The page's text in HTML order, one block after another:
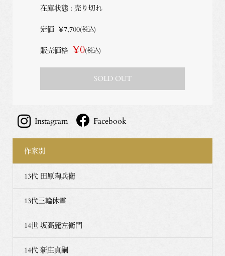
在庫状態 : 売り切れ
定価 ¥7,700(税込)
販売価格 ¥0(税込)
SOLD OUT
Instagram Facebook
作家別
13代 田原陶兵衛
13代三輪休雪
14世 坂高麗左衛門
14代 新庄貞嗣